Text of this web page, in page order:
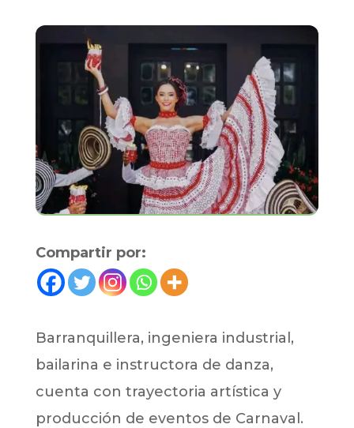
Compartir por:
Barranquillera, ingeniera industrial,
bailarina e instructora de danza,
cuenta con trayectoria artística y
producción de eventos de Carnaval.